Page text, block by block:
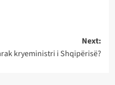
Next:
kryeministri i Shqipërisë?